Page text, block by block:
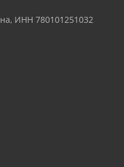
ИНН 780101251032